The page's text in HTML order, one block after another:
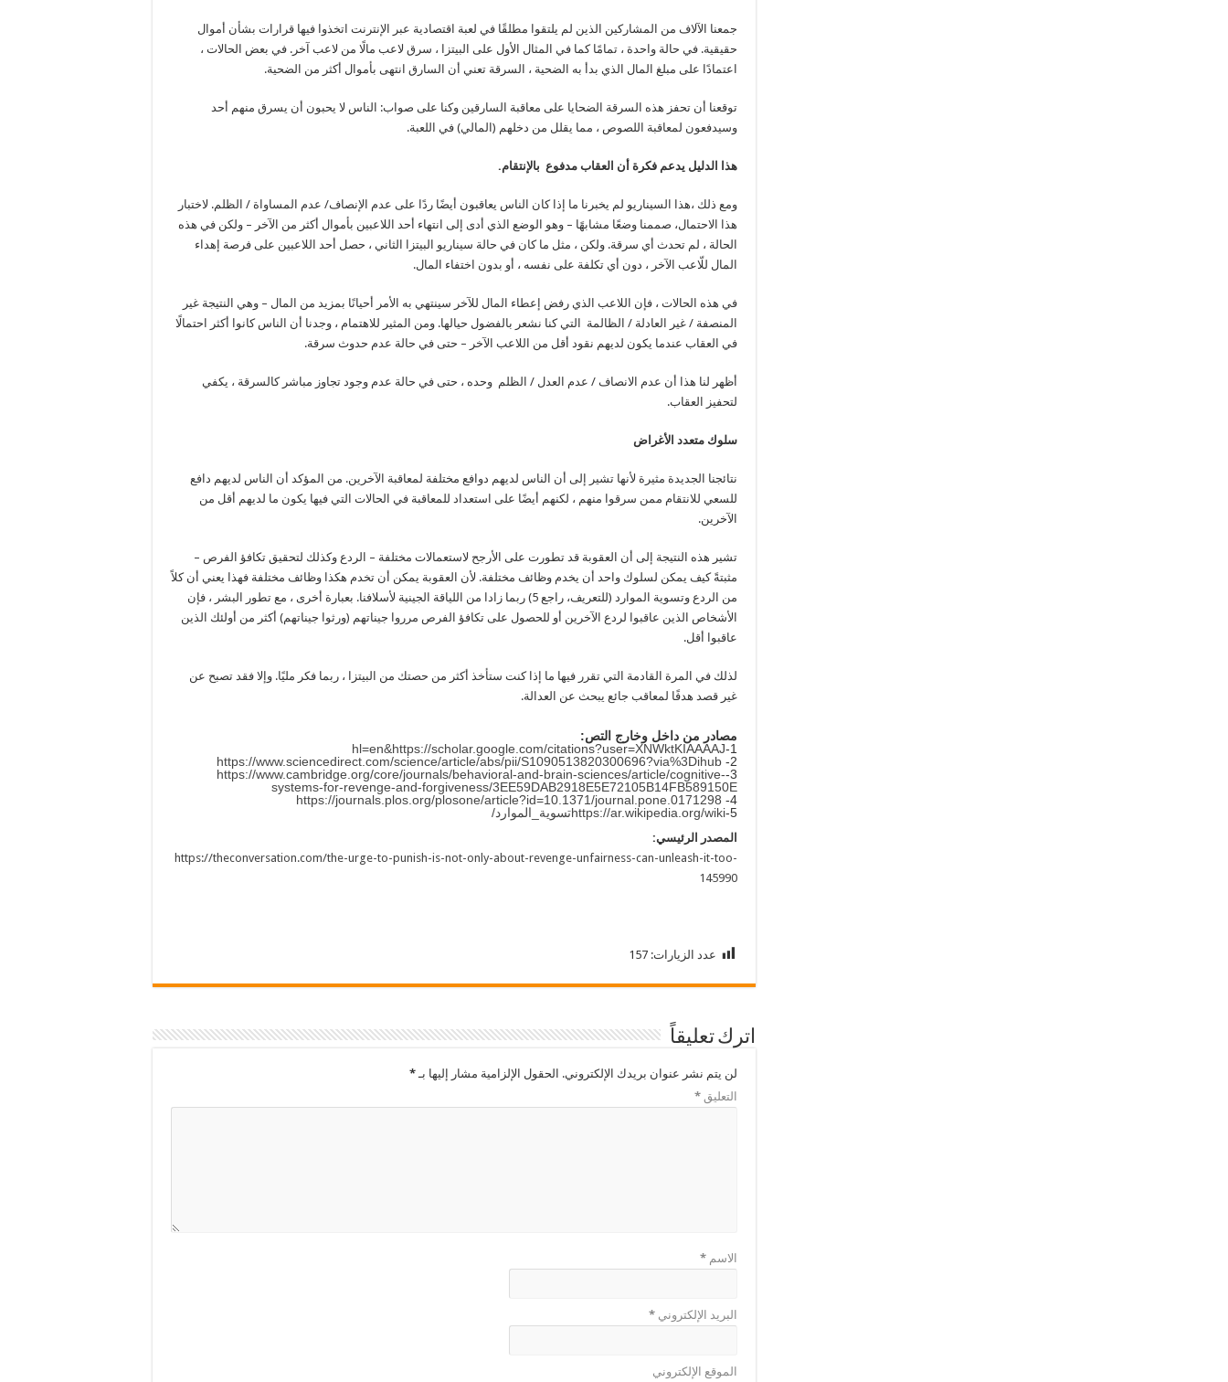
جمعنا الآلاف من المشاركين الذين لم يلتقوا مطلقًا في لعبة اقتصادية عبر الإنترنت اتخذوا فيها قرارات بشأن أموال
حقيقية. في حالة واحدة ، تمامًا كما في المثال الأول على البيتزا ، سرق لاعب مالًا من لاعب آخر. في بعض الحالات ،
اعتمادًا على مبلغ المال الذي بدأ به الضحية ، السرقة تعني أن السارق انتهى بأموال أكثر من الضحية.
توقعنا أن تحفز هذه السرقة الضحايا على معاقبة السارقين وكنا على صواب: الناس لا يحبون أن يسرق منهم أحد
وسيدفعون لمعاقبة اللصوص ، مما يقلل من دخلهم (المالي) في اللعبة.
هذا الدليل يدعم فكرة أن العقاب مدفوع بالإنتقام.
ومع ذلك ،هذا السيناريو لم يخبرنا ما إذا كان الناس يعاقبون أيضًا ردًا على عدم الإنصاف/ عدم المساواة / الظلم. لاختبار
هذا الاحتمال، صممنا وضعًا مشابهًا – وهو الوضع الذي أدى إلى انتهاء أحد اللاعبين بأموال أكثر من الآخر – ولكن في هذه
الحالة ، لم تحدث أي سرقة. ولكن ، مثل ما كان في حالة سيناريو البيتزا الثاني ، حصل أحد اللاعبين على فرصة إهداء
المال للّاعب الآخر ، دون أي تكلفة على نفسه ، أو بدون اختفاء المال.
في هذه الحالات ، فإن اللاعب الذي رفض إعطاء المال للآخر سينتهي به الأمر أحيانًا بمزيد من المال – وهي النتيجة غير
المنصفة / غير العادلة / الظالمة التي كنا نشعر بالفضول حيالها. ومن المثير للاهتمام ، وجدنا أن الناس كانوا أكثر احتمالًا
في العقاب عندما يكون لديهم نقود أقل من اللاعب الآخر – حتى في حالة عدم حدوث سرقة.
أظهر لنا هذا أن عدم الانصاف / عدم العدل / الظلم وحده ، حتى في حالة عدم وجود تجاوز مباشر كالسرقة ، يكفي
لتحفيز العقاب.
سلوك متعدد الأغراض
نتائجنا الجديدة مثيرة لأنها تشير إلى أن الناس لديهم دوافع مختلفة لمعاقبة الآخرين. من المؤكد أن الناس لديهم دافع
للسعي للانتقام ممن سرقوا منهم ، لكنهم أيضًا على استعداد للمعاقبة في الحالات التي فيها يكون ما لديهم أقل من
الآخرين.
تشير هذه النتيجة إلى أن العقوبة قد تطورت على الأرجح لاستعمالات مختلفة – الردع وكذلك لتحقيق تكافؤ الفرص –
مثبتةً كيف يمكن لسلوك واحد أن يخدم وظائف مختلفة. لأن العقوبة يمكن أن تخدم هكذا وظائف مختلفة فهذا يعني أن كلاً
من الردع وتسوية الموارد (للتعريف، راجع 5) ربما زادا من اللياقة الجينية لأسلافنا. بعبارة أخرى ، مع تطور البشر ، فإن
الأشخاص الذين عاقبوا لردع الآخرين أو للحصول على تكافؤ الفرص مرروا جيناتهم (ورثوا جيناتهم) أكثر من أولئك الذين
عاقبوا أقل.
لذلك في المرة القادمة التي تقرر فيها ما إذا كنت ستأخذ أكثر من حصتك من البيتزا ، ربما فكر مليًا. وإلا فقد تصبح عن
غير قصد هدفًا لمعاقب جائع يبحث عن العدالة.
مصادر من داخل وخارج التص:
1-
https://scholar.google.com/citations?user=XNWktKIAAAAJ
&
hl=en
2-
https://www.sciencedirect.com/science/article/abs/pii/S1090513820300696?via%3Dihub
3-
https://www.cambridge.org/core/journals/behavioral-and-brain-sciences/article/cognitive-
systems-for-revenge-and-forgiveness/3EE59DAB2918E5E72105B14FB589150E
4-
https://journals.plos.org/plosone/article?id=10.1371/journal.pone.0171298
5-
https://ar.wikipedia.org/wiki/تسوية_الموارد
المصدر الرئيسي:
https://theconversation.com/the-urge-to-punish-is-not-only-about-revenge-unfairness-can-unleash-it-too-
145990
عدد الزيارات: 157
اترك تعليقاً
لن يتم نشر عنوان بريدك الإلكتروني. الحقول الإلزامية مشار إليها بـ *
التعليق *
الاسم *
البريد الإلكتروني *
الموقع الإلكتروني